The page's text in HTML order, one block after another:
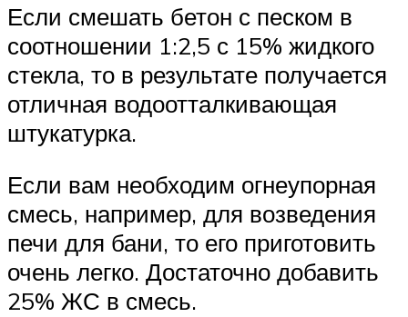
Если смешать бетон с песком в
соотношении 1:2,5 с 15% жидкого
стекла, то в результате получается
отличная водоотталкивающая
штукатурка.
Если вам необходим огнеупорная
смесь, например, для возведения
печи для бани, то его приготовить
очень легко. Достаточно добавить
25% ЖС в смесь.